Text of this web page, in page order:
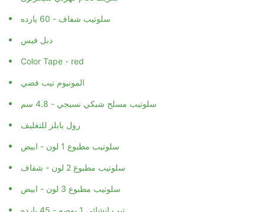
شريط لحام كهربي شيكرتون
سلوتيب شفاف - 60 يارده
دبل فيس
Color Tape - red
المونيوم تيب فضي
سلوتيب مسلح شبكي نسيجي - 4.8 سم
رول بابلز للتغليف
سلوتيب مطبوع 1 لون - ابيض
سلوتيب مطبوع 2 لون - شفاف
سلوتيب مطبوع 3 لون - ابيض